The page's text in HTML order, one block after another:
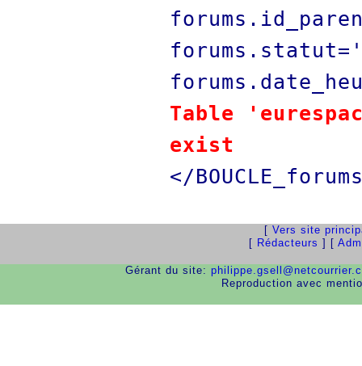
Table
exist
</
[ Vers site
[ Rédacteurs ] [
Gérant du site:
Reproduction avec